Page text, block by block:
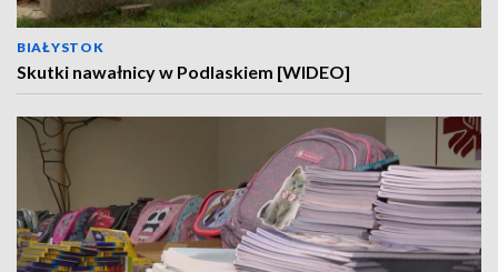
BIAŁYSTOK
Skutki nawałnicy w Podlaskiem [WIDEO]